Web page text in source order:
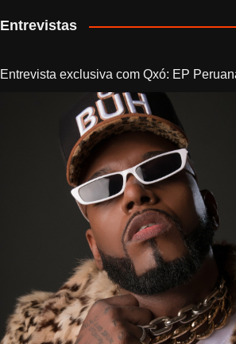
Entrevistas
Entrevista exclusiva com Qxó: EP